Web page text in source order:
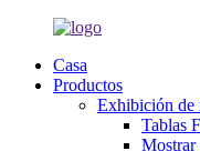
Casa
Productos
Exhibición de
Tablas
Mostrar